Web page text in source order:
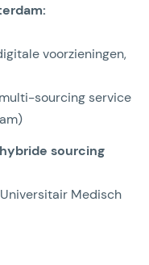
voorzieningen,
sourcing service
hybride sourcing
Medisch